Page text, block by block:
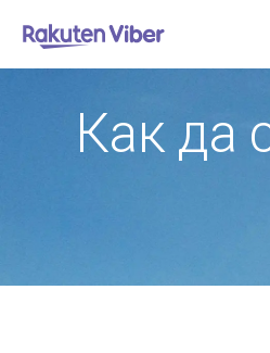
Как да